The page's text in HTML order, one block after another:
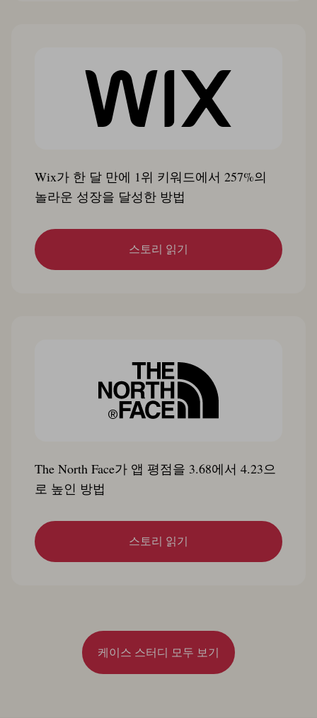
Wix가 한 달 만에 1위 키워드에서 257%의
놀라운 성장을 달성한 방법
스토리 읽기
The North Face가 앱 평점을 3.68에서 4.23으
로 높인 방법
스토리 읽기
케이스 스터디 모두 보기